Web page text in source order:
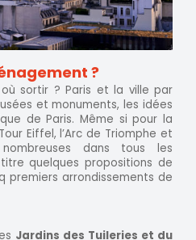
?
sortir ? Paris et la ville par
et monuments, les idées
de Paris. Même si pour la
Eiffel, l’Arc de Triomphe et
dans tous les
quelques propositions de
premiers arrondissements de
Jardins des Tuileries et du